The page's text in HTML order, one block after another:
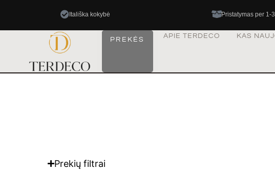
Itališka kokybė Pristatymas per 1-3
PREKĖS APIE TERDECO KAS
Prekių filtrai